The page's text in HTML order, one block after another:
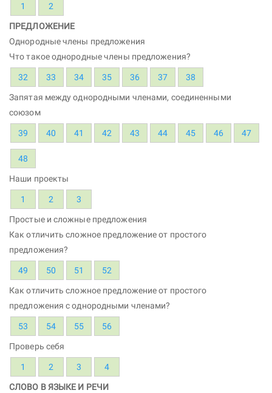
1 2
ПРЕДЛОЖЕНИЕ
Однородные члены предложения
Что такое однородные члены предложения?
32 33 34 35 36 37 38
Запятая между однородными членами, соединенными
союзом
39 40 41 42 43 44 45 46 47
48
Наши проекты
1 2 3
Простые и сложные предложения
Как отличить сложное предложение от простого
предложения?
49 50 51 52
Как отличить сложное предложение от простого
предложения с однородными членами?
53 54 55 56
Проверь себя
1 2 3 4
СЛОВО В ЯЗЫКЕ И РЕЧИ